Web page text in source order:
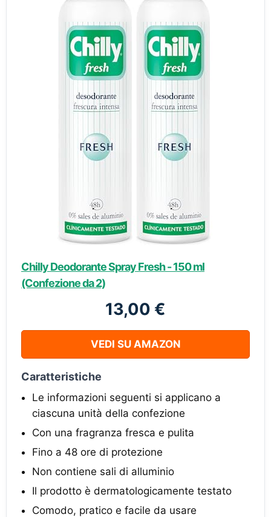
Chilly Deodorante Spray Fresh - 150 ml
(Confezione da 2)
13,00 €
VEDI SU AMAZON
Caratteristiche
Le informazioni seguenti si applicano a
ciascuna unità della confezione
Con una fragranza fresca e pulita
Fino a 48 ore di protezione
Non contiene sali di alluminio
Il prodotto è dermatologicamente testato
Comodo, pratico e facile da usare